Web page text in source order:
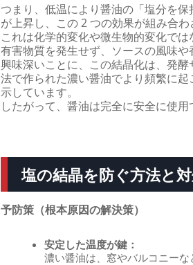
つまり、低温により醤油の「塩分を
が上昇し、この 2 つの効果が組み合
これは化学的変化や微生物的変化では
有害物質を発生せず、ソースの風味や
興味深いことに、この結晶化は、発
法で作られた濃い醤油でより頻繁に
示しています。
したがって、醤油は完全に安全に使用
塩の結晶を防ぐ方法と
予防策（根本原因の解決策）
安定した温度が鍵：
濃い醤油は、窓やバルコニー